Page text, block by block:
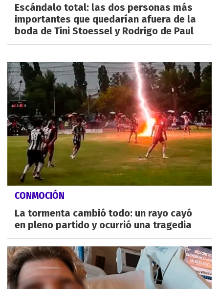
Escándalo total: las dos personas más
importantes que quedarían afuera de la
boda de Tini Stoessel y Rodrigo de Paul
CONMOCIÓN
La tormenta cambió todo: un rayo cayó
en pleno partido y ocurrió una tragedia